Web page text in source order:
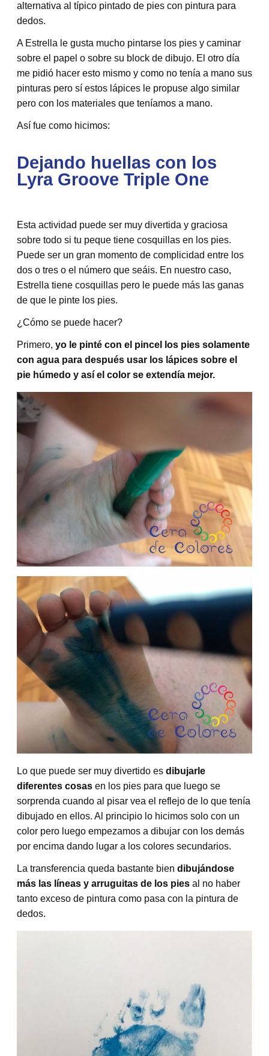
alternativa al típico pintado de pies con pintura para
dedos.
A Estrella le gusta mucho pintarse los pies y caminar
sobre el papel o sobre su block de dibujo. El otro día
me pidió hacer esto mismo y como no tenía a mano sus
pinturas pero sí estos lápices le propuse algo similar
pero con los materiales que teníamos a mano.
Así fue como hicimos:
Dejando huellas con los
Lyra Groove Triple One
Esta actividad puede ser muy divertida y graciosa
sobre todo si tu peque tiene cosquillas en los pies.
Puede ser un gran momento de complicidad entre los
dos o tres o el número que seáis. En nuestro caso,
Estrella tiene cosquillas pero le puede más las ganas
de que le pinte los pies.
¿Cómo se puede hacer?
Primero, yo le pinté con el pincel los pies solamente
con agua para después usar los lápices sobre el
pie húmedo y así el color se extendía mejor.
Lo que puede ser muy divertido es dibujarle
diferentes cosas en los pies para que luego se
sorprenda cuando al pisar vea el reflejo de lo que tenía
dibujado en ellos. Al principio lo hicimos solo con un
color pero luego empezamos a dibujar con los demás
por encima dando lugar a los colores secundarios.
La transferencia queda bastante bien dibujándose
más las líneas y arruguitas de los pies al no haber
tanto exceso de pintura como pasa con la pintura de
dedos.